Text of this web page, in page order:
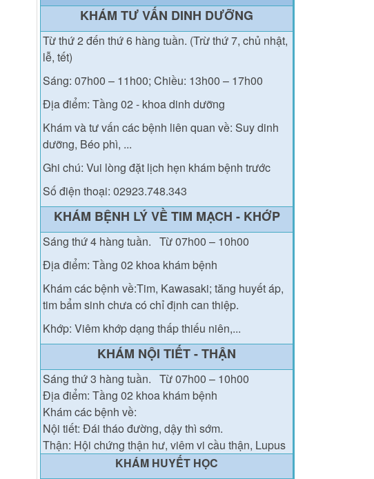
KHÁM TƯ VẤN DINH DƯỠNG
Từ thứ 2 đến thứ 6 hàng tuần. (Trừ thứ 7, chủ nhật,
lễ, tết)
Sáng: 07h00 – 11h00; Chiều: 13h00 – 17h00
Địa điểm: Tầng 02 - khoa dinh dưỡng
Khám và tư vấn các bệnh liên quan về: Suy dinh
dưỡng, Béo phì, ...
Ghi chú: Vui lòng đặt lịch hẹn khám bệnh trước
Số điện thoại: 02923.748.343
KHÁM BỆNH LÝ VỀ TIM MẠCH - KHỚP
Sáng thứ 4 hàng tuần. Từ 07h00 – 10h00
Địa điểm: Tầng 02 khoa khám bệnh
Khám các bệnh về:Tim, Kawasaki; tăng huyết áp,
tim bẩm sinh chưa có chỉ định can thiệp.
Khớp: Viêm khớp dạng thấp thiếu niên,...
KHÁM NỘI TIẾT - THẬN
Sáng thứ3 hàng tuần. Từ 07h00 – 10h00
Địa điểm: Tầng 02 khoa khám bệnh
Khám các bệnh về:
Nội tiết: Đái tháo đường, dậy thì sớm.
Thận: Hội chứng thận hư, viêm vi cầu thận, Lupus
KHÁM HUYẾT HỌC